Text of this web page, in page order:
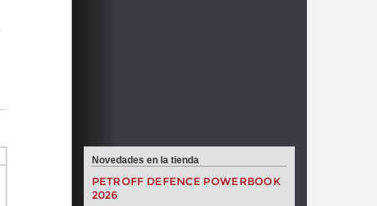
Novedades en la tienda
PETROFF DEFENCE POWERBOOK
2026